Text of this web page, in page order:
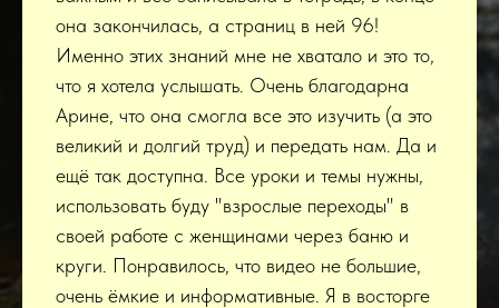
она закончилась, а страниц в ней 96!
Именно этих знаний мне не хватало и это то,
что я хотела услышать. Очень благодарна
Арине, что она смогла все это изучить (а это
великий и долгий труд) и передать нам. Да и
ещё так доступна. Все уроки и темы нужны,
использовать буду "взрослые переходы" в
своей работе с женщинами через баню и
круги. Понравилось, что видео не большие,
очень ёмкие и информативные. Я в восторге